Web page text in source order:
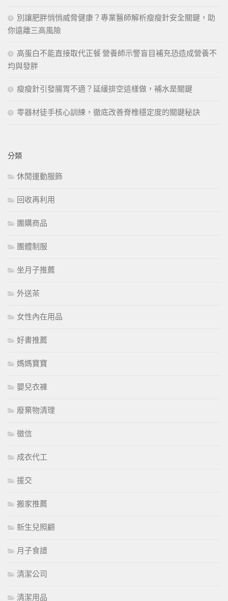
別讓肥胖悄悄威脅健康？專業醫師解析瘦瘦針安全關鍵，助
你遠離三高風險
高蛋白不能直接取代正餐 營養師示警盲目補充恐造成營養不
均與發胖
瘦瘦針引發腸胃不適？延緩排空這樣做，補水是關鍵
零器材徒手核心訓練，徹底改善脊椎穩定度的關鍵秘訣
分類
休閒運動服飾
回收再利用
團購商品
團體制服
坐月子推薦
外送茶
女性內在用品
好書推薦
媽媽寶寶
嬰兒衣褲
廢棄物清理
徵信
成衣代工
援交
搬家推薦
新生兒照顧
月子食譜
清潔公司
清潔用品